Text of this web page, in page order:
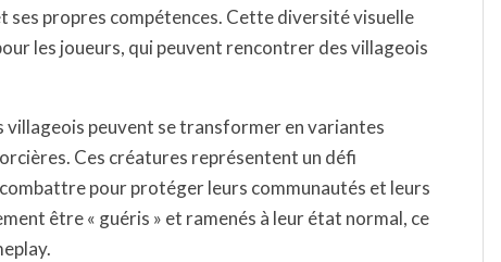
propres compétences. Cette diversité visuelle
les joueurs, qui peuvent rencontrer des villageois
peuvent se transformer en variantes
Ces créatures représentent un défi
pour protéger leurs communautés et leurs
être « guéris » et ramenés à leur état normal, ce